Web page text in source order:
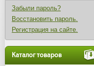
Забыли пароль?
Восстановить пароль.
Регистрация на сайте.
Каталог товаров